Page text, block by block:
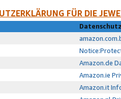
FÜR DIE
Amazon.de
Amazon.ie
Amazon.it